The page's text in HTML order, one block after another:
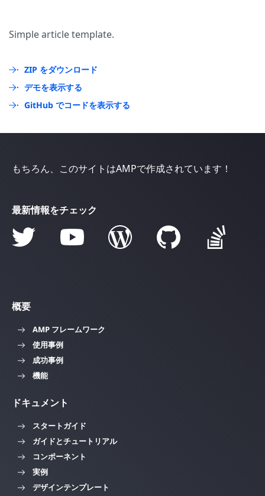
Simple article template.
ZIP をダウンロード
デモを表示する
GitHub でコードを表示する
もちろん、このサイトはAMPで作成されています！
最新情報をチェック
概要
AMP フレームワーク
使用事例
成功事例
機能
ドキュメント
スタートガイド
ガイドとチュートリアル
コンポーネント
実例
デザインテンプレート